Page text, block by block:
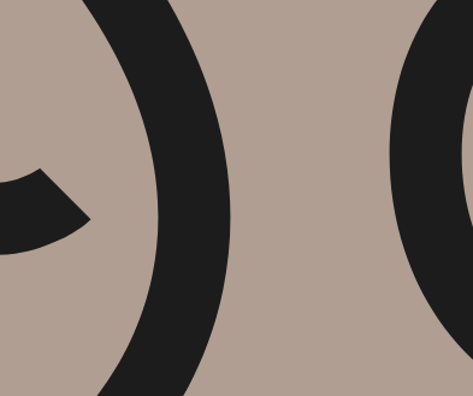
איזה פורמט בא לך?
67.2
מחיר על הספר: ₪